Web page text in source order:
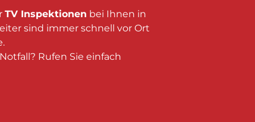
TV Inspektionen bei Ihnen in
sind immer schnell vor Ort
Rufen Sie einfach